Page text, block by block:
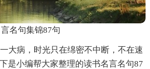
名句集锦87句
大病，时光只在绵密不中断，不在速
是小编帮大家整理的读书名言名句87